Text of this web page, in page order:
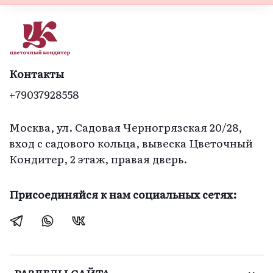
удивил вкус-
необычно  и
изысканно и со
изюминкой».
создателей этого
множество
Контакты
+79037928558
Москва, ул. Садовая Черногрязская 20/28,
вход с садового кольца, вывеска Цветочный
Кондитер, 2 этаж, правая дверь.
Присоединяйся к нам социальных сетях: